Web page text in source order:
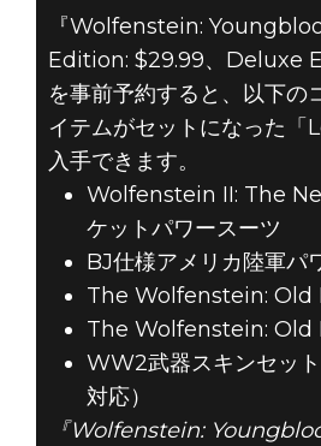
『Wolfenstein:
Edition: $29.99、Deluxe
を事前予約すると、以下の
イテムがセットになった
入手できます。
Wolfenstein II: The
ケットパワースーツ
BJ仕様アメリカ陸軍パ
The Wolfenstein: Old
The Wolfenstein: Old
WW2武器スキンセッ
対応）
『Wolfenstein: